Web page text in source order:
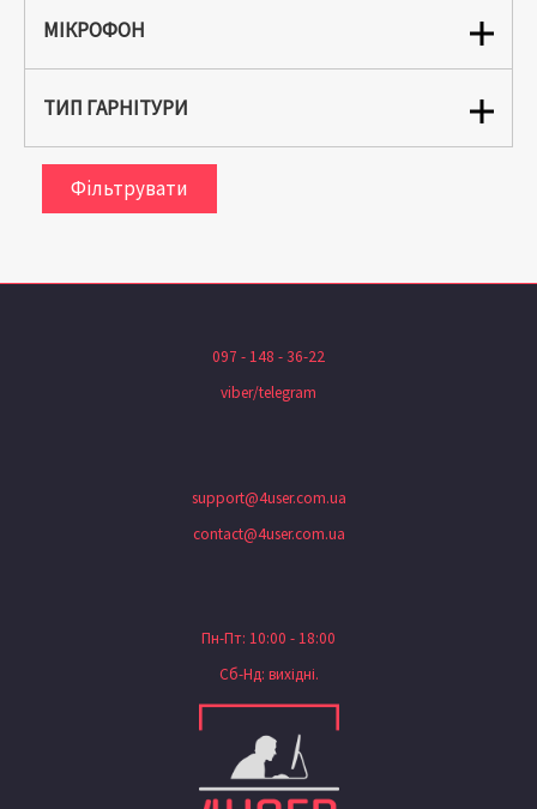
МІКРОФОН
ТИП ГАРНІТУРИ
Фільтрувати
097 - 148 - 36-22
viber/telegram
support@4user.com.ua
contact@4user.com.ua
Пн-Пт: 10:00 - 18:00
Сб-Нд: вихідні.